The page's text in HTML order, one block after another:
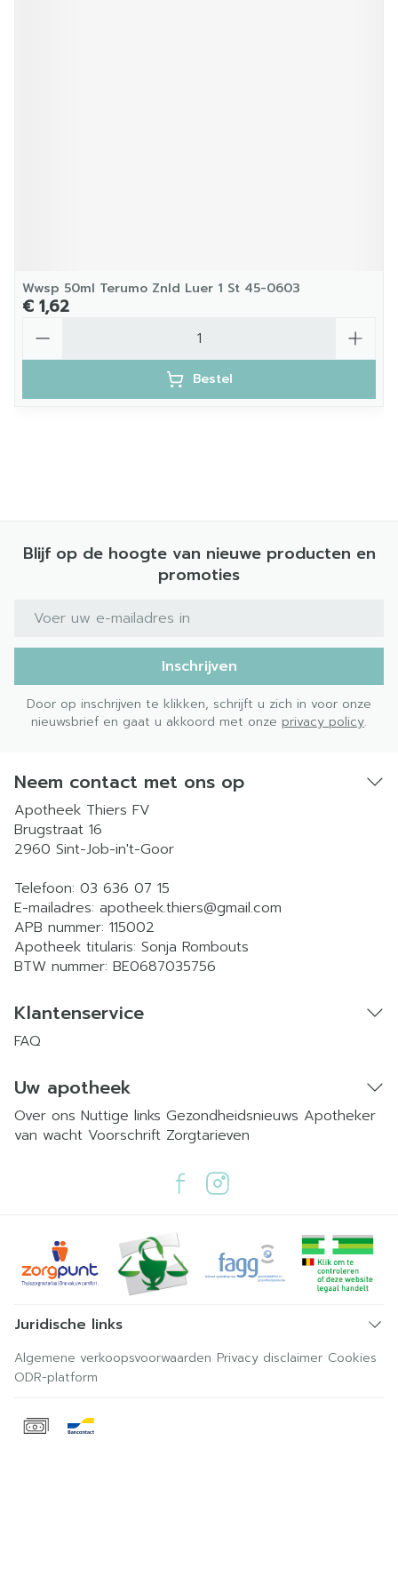
Wwsp 50ml Terumo Znld Luer 1 St 45-0603
€ 1,62
Bestel
Blijf op de hoogte van nieuwe producten en
promoties
E-mail adres
Inschrijven
Door op inschrijven te klikken, schrijft u zich in voor onze
nieuwsbrief en gaat u akkoord met onze privacy policy.
Neem contact met ons op
Apotheek Thiers FV
Brugstraat 16
2960 Sint-Job-in't-Goor
Telefoon: 03 636 07 15
E-mailadres: apotheek.thiers@gmail.com
APB nummer: 115002
Apotheek titularis: Sonja Rombouts
BTW nummer: BE0687035756
Klantenservice
FAQ
Uw apotheek
Over ons Nuttige links Gezondheidsnieuws Apotheker
van wacht Voorschrift Zorgtarieven
Juridische links
Algemene verkoopsvoorwaarden Privacy disclaimer Cookies
ODR-platform